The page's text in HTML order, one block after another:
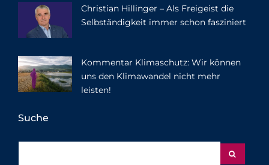
Christian Hillinger – Als Freigeist die
Selbständigkeit immer schon fasziniert
Kommentar Klimaschutz: Wir können
uns den Klimawandel nicht mehr
leisten!
Suche